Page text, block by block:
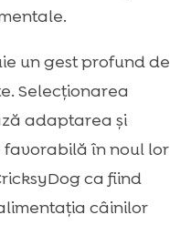
un gest profund de
Selecționarea
adaptarea și
în noul lor
ca fiind
câinilor